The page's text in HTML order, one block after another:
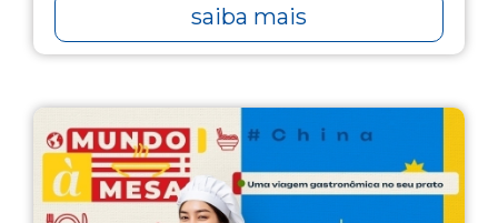
saiba mais